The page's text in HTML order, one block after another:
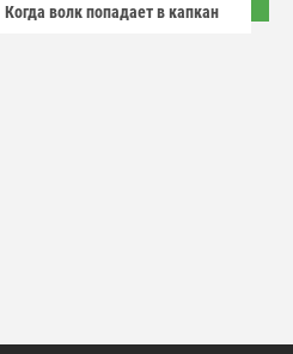
Когда волк попадает в капкан